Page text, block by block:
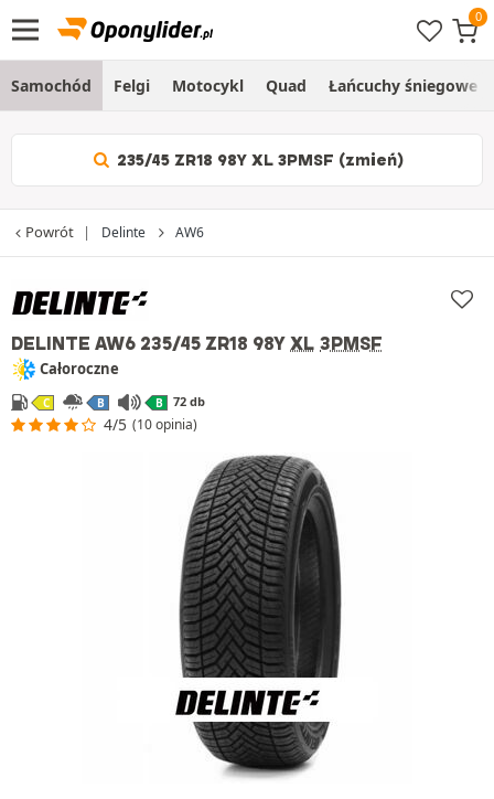
Samochód Felgi Motocykl Quad Łańcuchy śniegowe
235/45 ZR18 98Y XL 3PMSF (zmień)
Powrót Delinte AW6
DELINTE AW6 235/45 ZR18 98Y XL 3PMSF
Całoroczne
C B B 72 db
4/5 (10 opinia)